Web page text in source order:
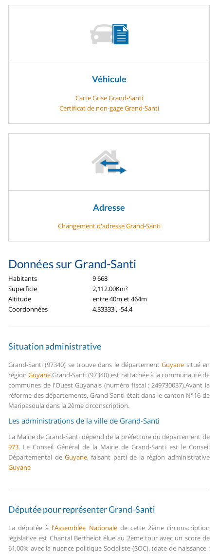
Véhicule
Carte Grise Grand-Santi
Certificat de non-gage Grand-Santi
Adresse
Changement d'adresse Grand-Santi
Données sur Grand-Santi
Habitants
9 668
Superficie
2,112.00Km²
Altitude
entre 40m et 464m
Coordonnées
4.33333 , -54.4
Situation administrative
Grand-Santi (97340) se trouve dans le départementGuyane situé en
régionGuyane.Grand-Santi (97340) est rattachée à la communauté de
communes de l'Ouest Guyanais (numéro fiscal : 249730037).Avant la
réforme des départements, Grand-Santi était dans le canton N°16 de
Maripasoula dans la 2ème circonscription.
Les administrations de la ville de Grand-Santi
La Mairie de Grand-Santi dépend de la préfecture du département de
973. Le Conseil Général de la Mairie de Grand-Santi est le Conseil
Départemental de Guyane, faisant parti de la région administrative
Guyane
Députée pour représenter Grand-Santi
La députée à l'Assemblée Nationalede cette 2ème circonscription
législative est Chantal Berthelot élue au 2ème tour avec un score de
61,00% avec la nuance politique Socialiste (SOC). (date de naissance :